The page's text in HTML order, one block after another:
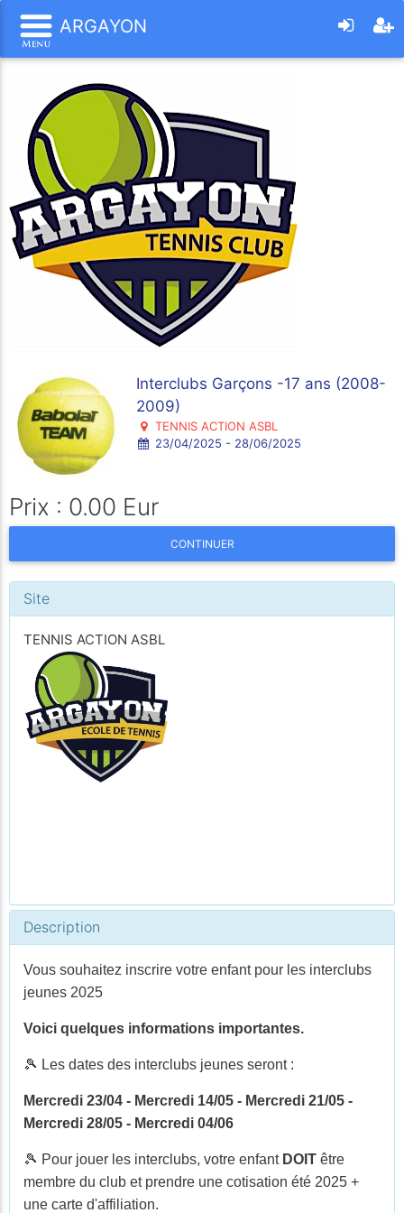
ARGAYON
Interclubs Garçons -17 ans (2008-
2009)
TENNIS ACTION ASBL
23/04/2025 - 28/06/2025
Prix : 0.00 Eur
CONTINUER
Site
TENNIS ACTION ASBL
Description
Vous souhaitez inscrire votre enfant pour les interclubs
jeunes 2025
Voici quelques informations importantes.
🎾 Les dates des interclubs jeunes seront :
Mercredi 23/04 - Mercredi 14/05 - Mercredi 21/05 -
Mercredi 28/05 - Mercredi 04/06
🎾 Pour jouer les interclubs, votre enfant DOIT être
membre du club et prendre une cotisation été 2025 +
une carte d'affiliation.